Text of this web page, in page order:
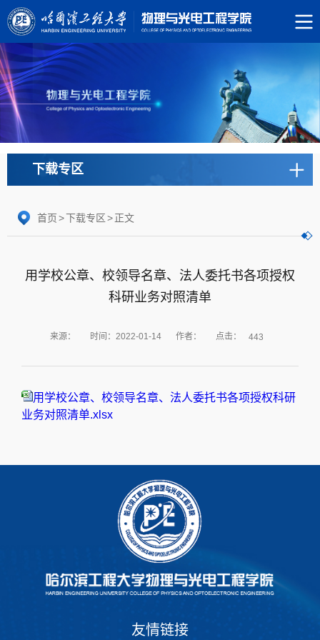
下载专区
首页>下载专区>正文
用学校公章、校领导名章、法人委托书各项授权
科研业务对照清单
来源： 时间：2022-01-14 作者： 点击： 443
用学校公章、校领导名章、法人委托书各项授权科研
业务对照清单.xlsx
友情链接